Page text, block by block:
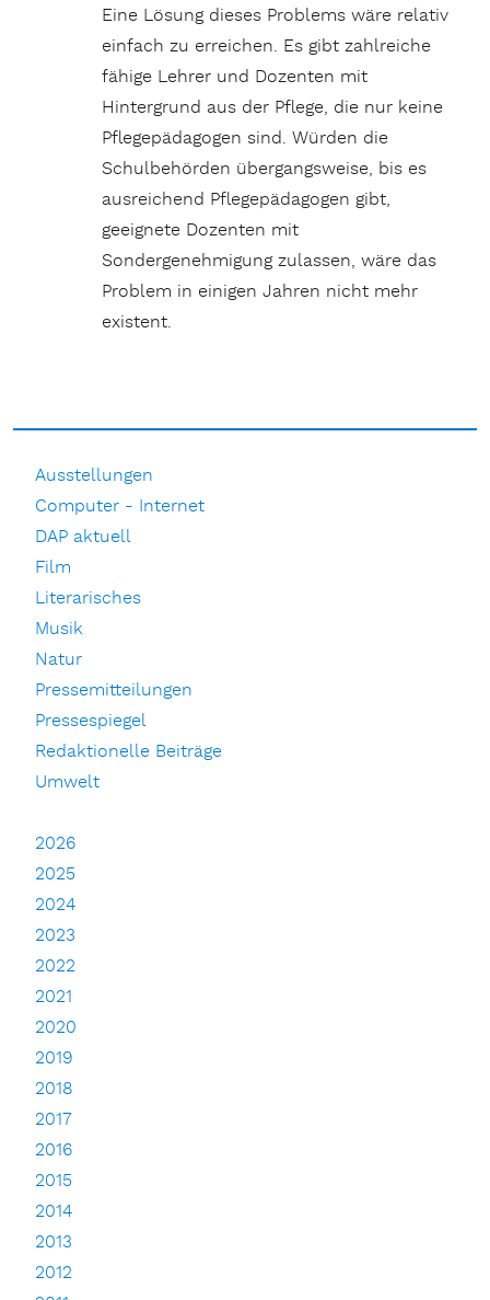
Eine Lösung dieses Problems wäre relativ
einfach zu erreichen. Es gibt zahlreiche
fähige Lehrer und Dozenten mit
Hintergrund aus der Pflege, die nur keine
Pflegepädagogen sind. Würden die
Schulbehörden übergangsweise, bis es
ausreichend Pflegepädagogen gibt,
geeignete Dozenten mit
Sondergenehmigung zulassen, wäre das
Problem in einigen Jahren nicht mehr
existent.
Ausstellungen
Computer - Internet
DAP aktuell
Film
Literarisches
Musik
Natur
Pressemitteilungen
Pressespiegel
Redaktionelle Beiträge
Umwelt
2026
2025
2024
2023
2022
2021
2020
2019
2018
2017
2016
2015
2014
2013
2012